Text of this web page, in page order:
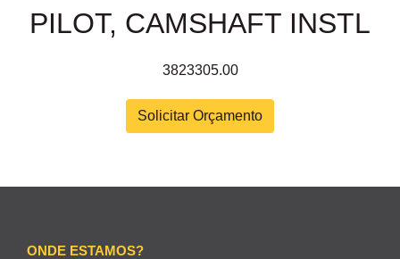
PILOT, CAMSHAFT INSTL
3823305.00
Solicitar Orçamento
ONDE ESTAMOS?